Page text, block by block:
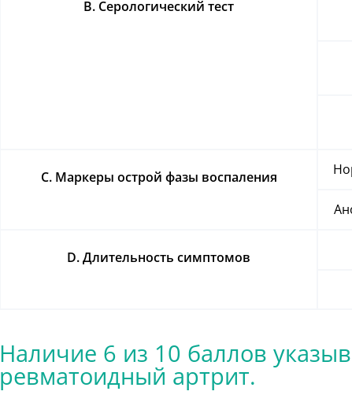
B. Серологический тест
C. Маркеры острой фазы воспаления
D. Длительность симптомов
Наличие 6 из 10 баллов
ревматоидный артрит.